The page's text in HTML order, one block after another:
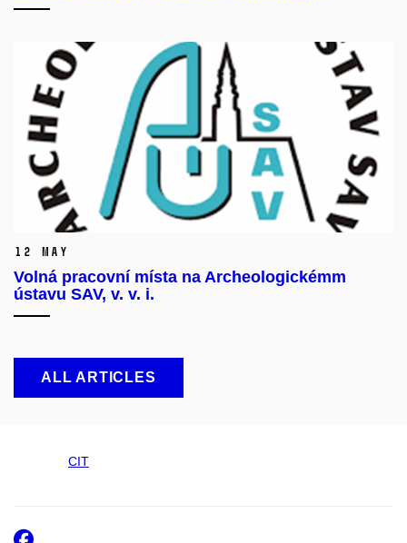
12 May
Volná pracovní místa na Archeologickémm
ústavu SAV, v. v. i.
ALL ARTICLES
CIT
Facebook